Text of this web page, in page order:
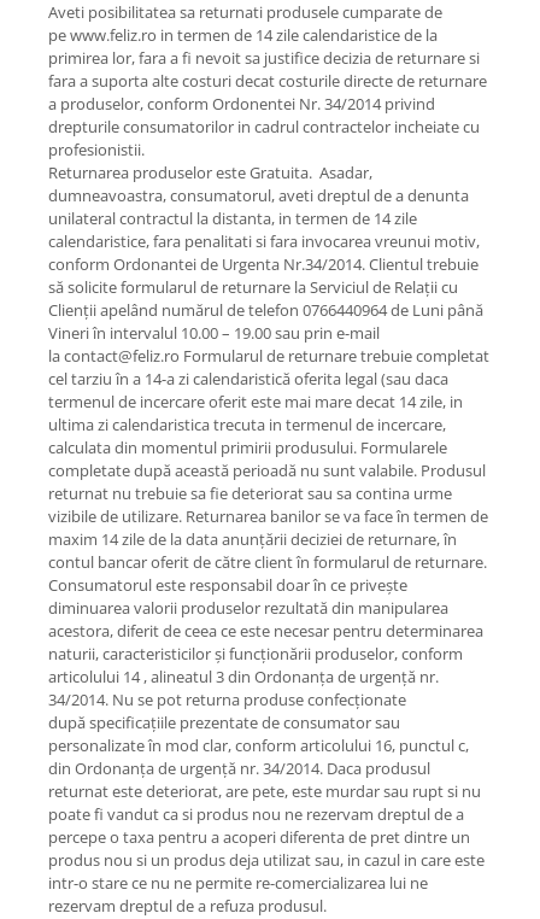
Aveti posibilitatea sa returnati produsele cumparate de
pe www.feliz.ro in termen de 14 zile calendaristice de la
primirea lor, fara a fi nevoit sa justifice decizia de returnare si
fara a suporta alte costuri decat costurile directe de returnare
a produselor, conform Ordonentei Nr. 34/2014 privind
drepturile consumatorilor in cadrul contractelor incheiate cu
profesionistii.
Returnarea produselor este Gratuita. Asadar,
dumneavoastra, consumatorul, aveti dreptul de a denunta
unilateral contractul la distanta, in termen de 14 zile
calendaristice, fara penalitati si fara invocarea vreunui motiv,
conform Ordonantei de Urgenta Nr.34/2014. Clientul trebuie
să solicite formularul de returnare la Serviciul de Relații cu
Clienții apelând numărul de telefon 0766440964 de Luni până
Vineri în intervalul 10.00 – 19.00 sau prin e-mail
la contact@feliz.ro Formularul de returnare trebuie completat
cel tarziu în a 14-a zi calendaristică oferita legal (sau daca
termenul de incercare oferit este mai mare decat 14 zile, in
ultima zi calendaristica trecuta in termenul de incercare,
calculata din momentul primirii produsului. Formularele
completate după această perioadă nu sunt valabile. Produsul
returnat nu trebuie sa fie deteriorat sau sa contina urme
vizibile de utilizare. Returnarea banilor se va face în termen de
maxim 14 zile de la data anunțării deciziei de returnare, în
contul bancar oferit de către client în formularul de returnare.
Consumatorul este responsabil doar în ce privește
diminuarea valorii produselor rezultată din manipularea
acestora, diferit de ceea ce este necesar pentru determinarea
naturii, caracteristicilor și funcționării produselor, conform
articolului 14 , alineatul 3 din Ordonanța de urgență nr.
34/2014. Nu se pot returna produse confecționate
după specificațiile prezentate de consumator sau
personalizate în mod clar, conform articolului 16, punctul c,
din Ordonanța de urgență nr. 34/2014. Daca produsul
returnat este deteriorat, are pete, este murdar sau rupt si nu
poate fi vandut ca si produs nou ne rezervam dreptul de a
percepe o taxa pentru a acoperi diferenta de pret dintre un
produs nou si un produs deja utilizat sau, in cazul in care este
intr-o stare ce nu ne permite re-comercializarea lui ne
rezervam dreptul de a refuza produsul.